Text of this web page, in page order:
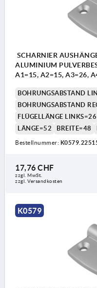
SCHARNIER
ALUMINIUM
A1=15, A2=15, A3=26,
BOHRUNGSABSTAND
BOHRUNGSABSTAND
FLÜGELLÄNGE LINKS=26
LÄNGE=52
BREITE=48
Bestellnummer:
17,76 CHF
zzgl. MwSt.
zzgl. Versandkosten
K0579